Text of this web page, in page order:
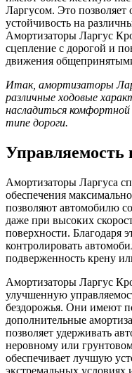
Ларгусом. Это позволяет
устойчивость на
Амортизаторы Ларгус
сцепление с дорогой и
движения
Итак, амортизаторы
различные ходовые
насладиться комфортной
типе дороги.
Управляемость
Амортизаторы Ларгуса
обеспечения
позволяют автомобилю
даже при высоких
поверхности. Благодаря
контролировать
подверженность крену
Амортизаторы Ларгус
улучшенную
бездорожья. Они имеют
дополнительные
позволяет удерживать
неровному или
обеспечивает лучшую
экстремальных условиях